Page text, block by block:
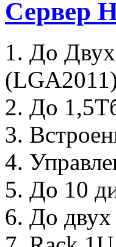
Сервер
1. До
2. До
3.
4.
5. До 10
6. До